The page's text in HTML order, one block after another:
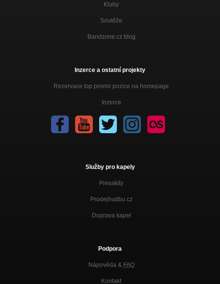
Kluby
Soutěže
Bandzone.cz blog
Inzerce a ostatní projekty
Rezervace top promo pozice na homepage
Inzerce
Služby pro kapely
Presskity
Prodejhudbu.cz
Doprava kapel
Podpora
Nápověda & FAQ
Kontakt